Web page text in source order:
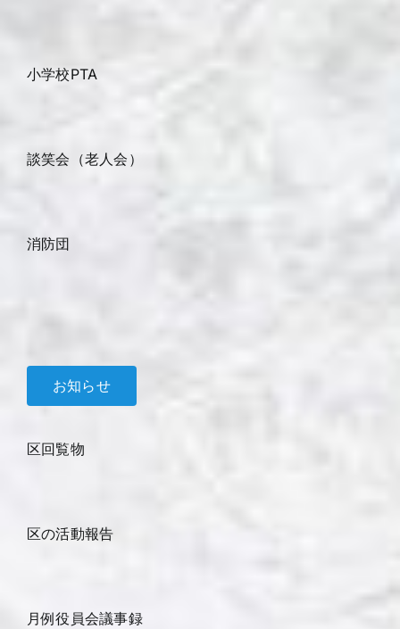
小学校PTA
談笑会（老人会）
消防団
お知らせ
区回覧物
区の活動報告
月例役員会議事録